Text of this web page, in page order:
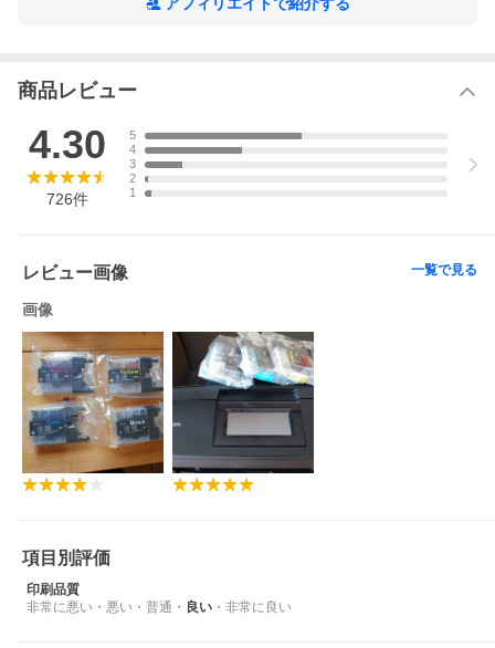
※お支払い方法の「商品代引」につきましては配送方法の「メー
ル便」はポスト投函の為、対応不可となておりますので必ず「宅
配便」をお選びください。「メール便」をお選びいただいた場合
いたします。商品代金6,600円以上は宅配便送料無料となります。
(北海道・沖縄県・離島は別途必要)
アフィリエイトで紹介する
商品レビュー
4.30
726件
5
4
3
2
1
レビュー画像 一覧で見る
画像
項目別評価
印刷品質
非常に悪い ・ 悪い ・ 普通 ・ 良い ・ 非常に良い